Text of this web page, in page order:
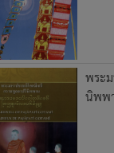
พระ
นิพพ